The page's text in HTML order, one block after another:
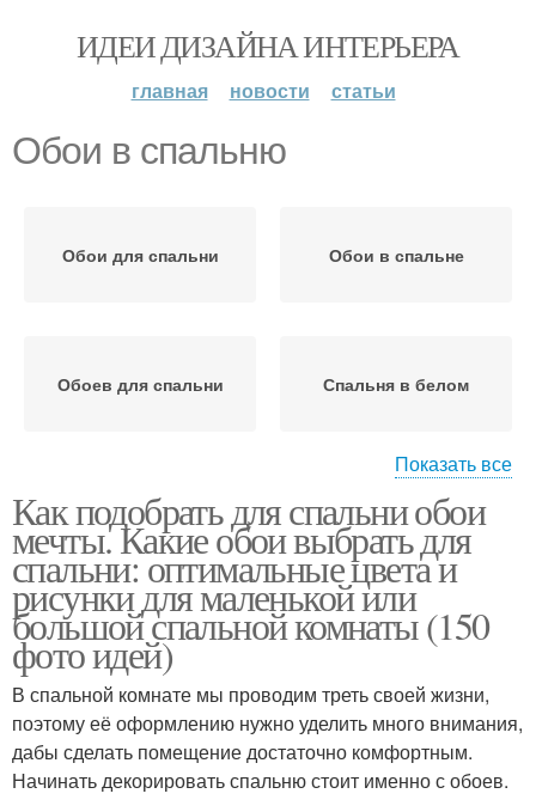
ИДЕИ ДИЗАЙНА ИНТЕРЬЕРА
главная новости статьи
Обои в спальню
Обои для спальни Обои в спальне
Обоев для спальни Спальня в белом
Спальня в серых тонах Стен в спальне
Гамма для спальни Обоев в спальне
Светлая спальня Белая спальня
Показать все
Как подобрать для спальни обои
мечты. Какие обои выбрать для
спальни: оптимальные цвета и
рисунки для маленькой или
большой спальной комнаты (150
фото идей)
В спальной комнате мы проводим треть своей жизни,
поэтому её оформлению нужно уделить много внимания,
дабы сделать помещение достаточно комфортным.
Начинать декорировать спальню стоит именно с обоев.